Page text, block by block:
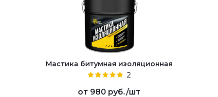
Мастика битумная изоляционная
2
от 980 руб./шт